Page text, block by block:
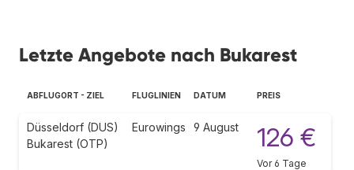
Letzte Angebote nach Bukarest
ABFLUGORT - ZIEL FLUGLINIEN DATUM PREIS
Düsseldorf (DUS)
Bukarest (OTP)
Eurowings 9 August 126 €
Vor 6 Tage